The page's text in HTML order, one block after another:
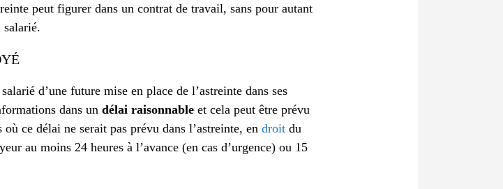
peut figurer dans un contrat de travail, sans pour autant
salarié.
d’une future mise en place de l’astreinte dans ses
dans un délai raisonnable et cela peut être prévu
ce délai ne serait pas prévu dans l’astreinte, en droit du
au moins 24 heures à l’avance (en cas d’urgence) ou 15